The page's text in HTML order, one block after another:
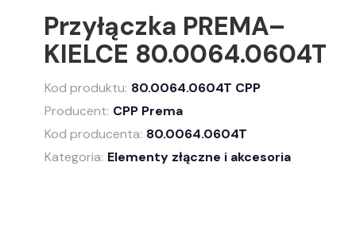
Przyłączka PREMA–
KIELCE 80.0064.0604T
Kod produktu: 80.0064.0604T CPP
Producent: CPP Prema
Kod producenta: 80.0064.0604T
Kategoria: Elementy złączne i akcesoria